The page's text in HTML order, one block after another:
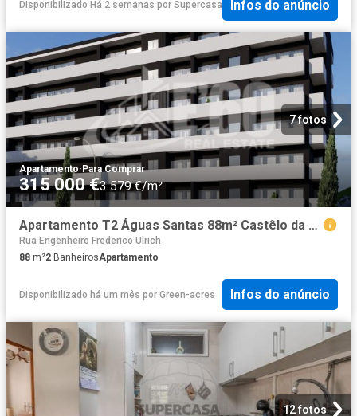
Disponibilizado Há 2 semanas por Supercasa Infos do anúncio
7 fotos
Apartamento· Para Comprar
315 000 €3 579 €/m²
Apartamento T2 Águas Santas 88m² Castêlo da Maia
Rua Engenheiro Frederico Ulrich
88 m²2 BanheirosApartamento
Disponibilizado há um mês por Green-acres Infos do anúncio
12 fotos